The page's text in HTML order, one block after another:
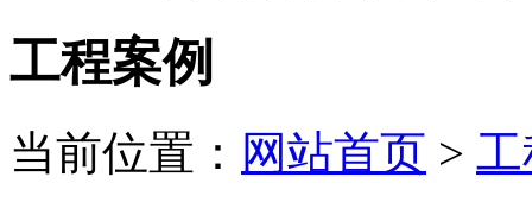
工程案例
当前位置： 网站首页 >